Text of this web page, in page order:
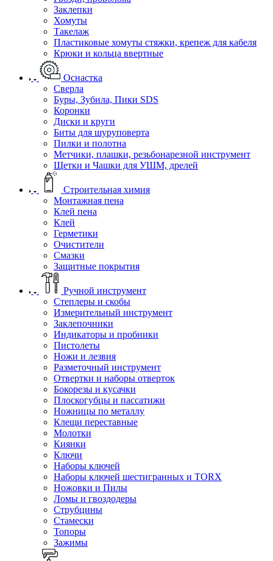
Заклепки
Хомуты
Такелаж
Пластиковые хомуты стяжки, крепеж для кабеля
Крюки и кольца ввертные
Оснастка
Сверла
Буры, Зубила, Пики SDS
Коронки
Диски и круги
Биты для шуруповерта
Пилки и полотна
Метчики, плашки, резьбонарезной инструмент
Щетки и Чашки для УШМ, дрелей
Строительная химия
Монтажная пена
Клей пена
Клей
Герметики
Очистители
Смазки
Защитные покрытия
Ручной инструмент
Степлеры и скобы
Измерительный инструмент
Заклепочники
Индикаторы и пробники
Пистолеты
Ножи и лезвия
Разметочный инструмент
Отвертки и наборы отверток
Бокорезы и кусачки
Плоскогубцы и пассатижи
Ножницы по металлу
Клещи переставные
Молотки
Киянки
Ключи
Наборы ключей
Наборы ключей шестигранных и TORX
Ножовки и Пилы
Ломы и гвоздодеры
Струбцины
Стамески
Топоры
Зажимы